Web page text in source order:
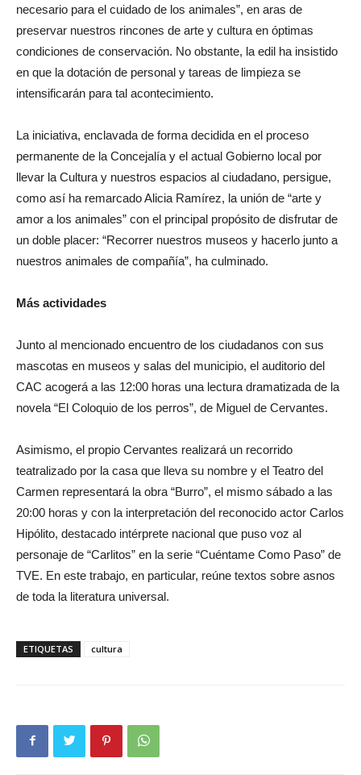
necesario para el cuidado de los animales”, en aras de
preservar nuestros rincones de arte y cultura en óptimas
condiciones de conservación. No obstante, la edil ha insistido
en que la dotación de personal y tareas de limpieza se
intensificarán para tal acontecimiento.
La iniciativa, enclavada de forma decidida en el proceso
permanente de la Concejalía y el actual Gobierno local por
llevar la Cultura y nuestros espacios al ciudadano, persigue,
como así ha remarcado Alicia Ramírez, la unión de “arte y
amor a los animales” con el principal propósito de disfrutar de
un doble placer: “Recorrer nuestros museos y hacerlo junto a
nuestros animales de compañía”, ha culminado.
Más actividades
Junto al mencionado encuentro de los ciudadanos con sus
mascotas en museos y salas del municipio, el auditorio del
CAC acogerá a las 12:00 horas una lectura dramatizada de la
novela “El Coloquio de los perros”, de Miguel de Cervantes.
Asimismo, el propio Cervantes realizará un recorrido
teatralizado por la casa que lleva su nombre y el Teatro del
Carmen representará la obra “Burro”, el mismo sábado a las
20:00 horas y con la interpretación del reconocido actor Carlos
Hipólito, destacado intérprete nacional que puso voz al
personaje de “Carlitos” en la serie “Cuéntame Como Paso” de
TVE. En este trabajo, en particular, reúne textos sobre asnos
de toda la literatura universal.
ETIQUETAS cultura